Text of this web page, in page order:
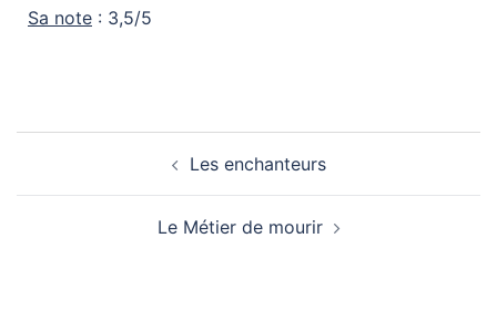
Sa note : 3,5/5
Les enchanteurs
Le Métier de mourir